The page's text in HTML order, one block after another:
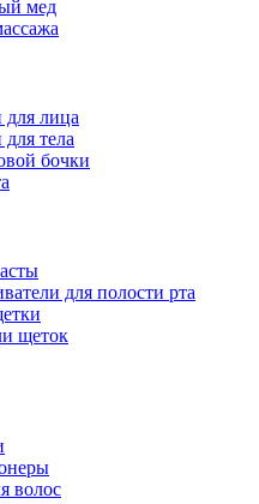
мед
лица
тела
бочки
для полости рта
щеток
волос